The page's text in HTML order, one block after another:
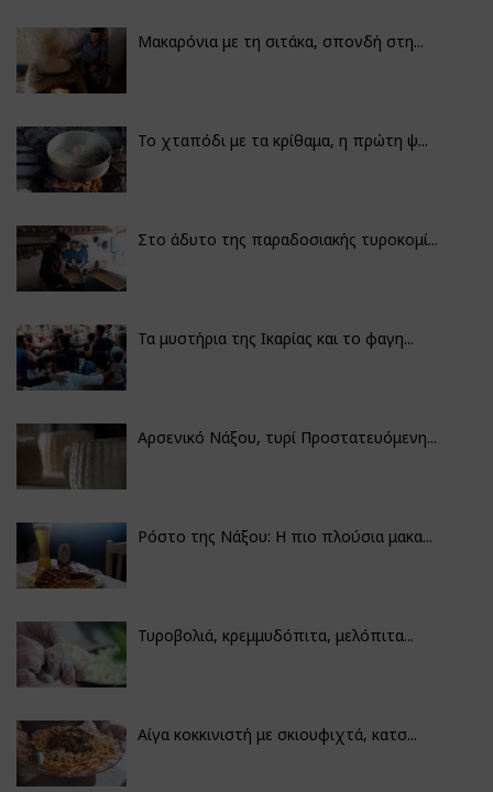
Μακαρόνια με τη σιτάκα, σπονδή στη...
Το χταπόδι με τα κρίθαμα, η πρώτη ψ...
Στο άδυτο της παραδοσιακής τυροκομί...
Τα μυστήρια της Ικαρίας και το φαγη...
Αρσενικό Νάξου, τυρί Προστατευόμενη...
Ρόστο της Νάξου: Η πιο πλούσια μακα...
Τυροβολιά, κρεμμυδόπιτα, μελόπιτα...
Αίγα κοκκινιστή με σκιουφιχτά, κατσ...